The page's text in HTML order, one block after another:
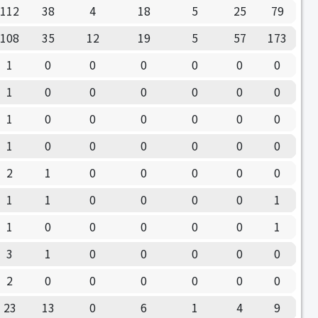
112 38 4 18 5 25
79
108
35 12 19 5 57
173
1
0 0 0 0 0
0
1
0 0 0 0 0
0
1
0 0 0 0 0
0
1
0 0 0 0 0
0
2
1 0 0 0 0
0
1
1 0 0 0 0
1
1
0 0 0 0 0
1
3
1 0 0 0 0
0
2
0 0 0 0 0
0
23
13 0 6 1 4 9